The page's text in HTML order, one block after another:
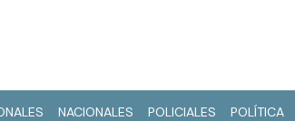
NACIONALES POLICIALES POLÍTICA